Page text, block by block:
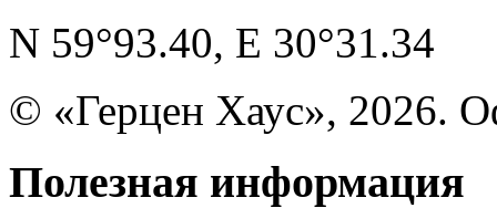
N 59°93.40, E 30°31.34
© «Герцен Хаус», 2026.
Полезная информация